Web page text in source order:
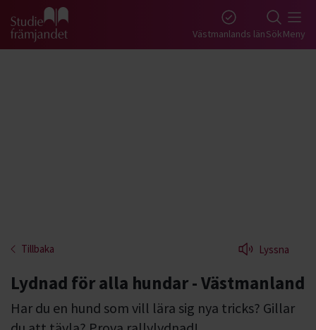
Gå till studiefrämjandets startsida Västmanlands länSökMeny
Tillbaka Lyssna
Lydnad för alla hundar - Västmanland
Har du en hund som vill lära sig nya tricks? Gillar